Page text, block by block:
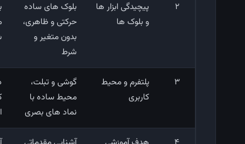
2
پیچیدگی ابزار ها
و بلوک ‌ها
بلوک ‌های ساده
حرکتی و ظاهری،
بدون متغیر و
شرط
3
پلتفرم و محیط
کاربری
گوشی و تبلت،
محیط ساده با
نماد های بصری